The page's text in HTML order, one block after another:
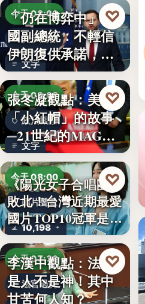
今天 08:00
美伊關係
文字
「仍在博弈中」 美
國副總統：不輕信
伊朗復供承諾，外
交、經…
♡
今天 08:00
政治觀察
文字
張冬凝觀點：美國
「小紅帽」的故事
─21世紀的MAGA
有沒…
♡
今天 08:00
國片聲量
10,198
《陽光女子合唱團》
敗北！台灣近期最愛
國片TOP10冠軍是…
♡
今天 07:30
法官過勞
李漢中觀點：法官
是人不是神！其中
甘苦何人知？
♡